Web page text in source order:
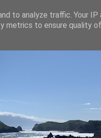
to analyze traffic. Your IP
metrics to ensure quality